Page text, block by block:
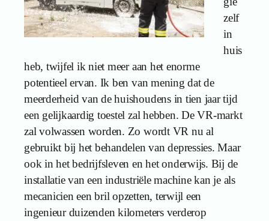
zelf
in
huis
heb, twijfel ik niet meer aan het enorme
potentieel ervan. Ik ben van mening dat de
meerderheid van de huishoudens in tien jaar tijd
een gelijkaardig toestel zal hebben. De VR-markt
zal volwassen worden. Zo wordt VR nu al
gebruikt bij het behandelen van depressies. Maar
ook in het bedrijfsleven en het onderwijs. Bij de
installatie van een industriële machine kan je als
mecanicien een bril opzetten, terwijl een
ingenieur duizenden kilometers verderop